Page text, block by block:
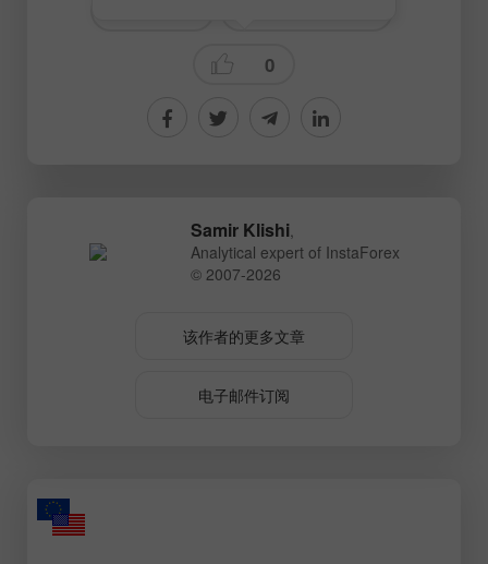
0
Samir Klishi,
Analytical expert of InstaForex
© 2007-2026
该作者的更多文章
电子邮件订阅